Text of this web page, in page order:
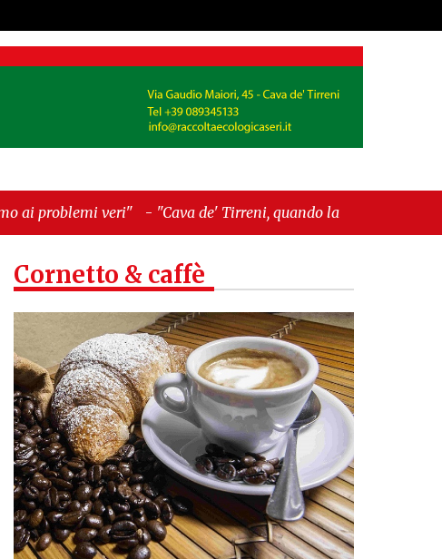
- "Cava de' Tirreni, quando la burocrazia dimentica
Cornetto & caffè